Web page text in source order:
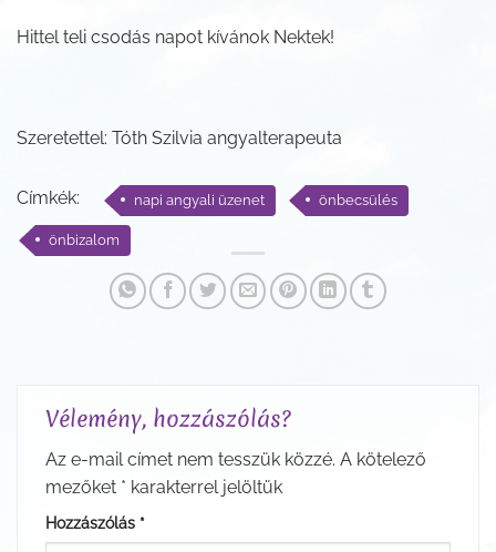
Hittel teli csodás napot kívánok Nektek!
Szeretettel: Tóth Szilvia angyalterapeuta
Címkék: napi angyali üzenet önbecsülés
önbizalom
Vélemény, hozzászólás?
Az e-mail címet nem tesszük közzé. A kötelező
mezőket * karakterrel jelöltük
Hozzászólás *